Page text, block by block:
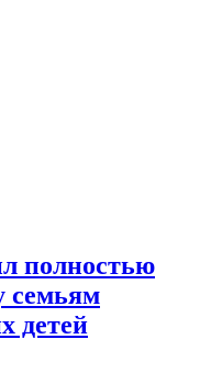
полностью
семьям
детей